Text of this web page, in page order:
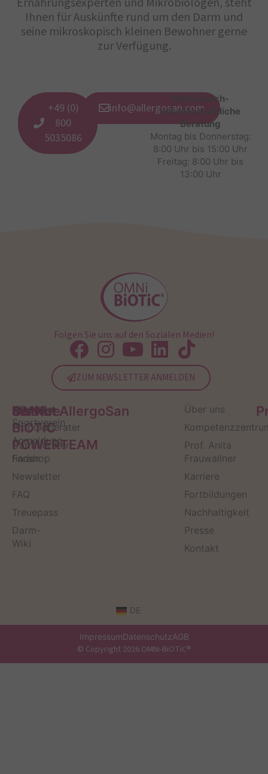
Ihnen für Auskünfte rund um den Darm und
seine mikroskopisch kleinen Bewohner gerne
zur Verfügung.
+49 (0)
800
5035086
info@allergosan.com
Medizinisch-
wissenschaftliche
Beratung
Montag bis Donnerstag:
8:00 Uhr bis 15:00 Uhr
Freitag: 8:00 Uhr bis
13:00 Uhr
Folgen Sie uns auf den Sozialen Medien!
ZUM NEWSLETTER ANMELDEN
Service
Kontakt
Produktberater
Darmberater
finden
Newsletter
FAQ
Treuepass
Darm-
Wiki
OMNi-
BiOTiC
POWERTEAM
Infos zum
Sportverein
Anmeldung
Fanshop
Institut AllergoSan
Über uns
Prof. Anita
Frauwallner
Karriere
Fortbildungen
Nachhaltigkeit
Presse
Kontakt
DE
ImpressumDatenschutzAGB
© Copyright 2026 OMNi-BiOTiC®